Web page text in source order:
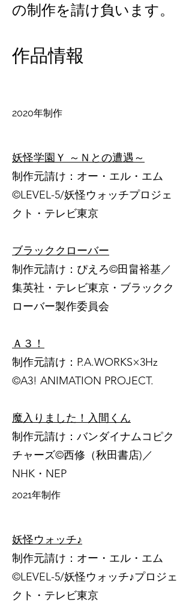
の制作を請け負います。
作品情報
2020年制作
妖怪学園Ｙ ～Ｎとの遭遇～
制作元請け：オー・エル・エム​
©️LEVEL-5/妖怪ウォッチプロジェ
クト・テレビ東京
ブラッククローバー
制作元請け：ぴえろ​©️田畠裕基／
集英社・テレビ東京・ブラックク
ローバー製作委員会
Ａ３！
制作元請け：P.A.WORKS×3Hz​
©️A3! ANIMATION PROJECT.
魔入りました！入間くん
制作元請け：バンダイナムコピク
チャーズ©️​西修（秋田書店)／
NHK・NEP​​
2021年制作
妖怪ウォッチ♪
制作元請け：オー・エル・エム
©️LEVEL-5/妖怪ウォッチ♪プロジェ
クト・テレビ東京